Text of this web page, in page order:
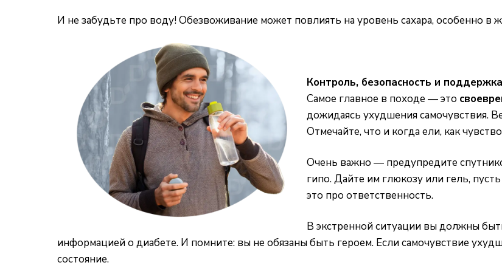
И не забудьте про воду! Обезвоживание может повлиять на уровень сахара, особенно в
Контроль, безопасность и поддержка
Самое главное в походе — это
дожидаясь ухудшения самочувствия.
Отмечайте, что и когда ели, как
Очень важно — предупредите
гипо. Дайте им глюкозу или гель,
это про ответственность.
В экстренной ситуации вы должны
информацией о диабете. И помните: вы не обязаны быть героем. Если самочувствие
состояние.